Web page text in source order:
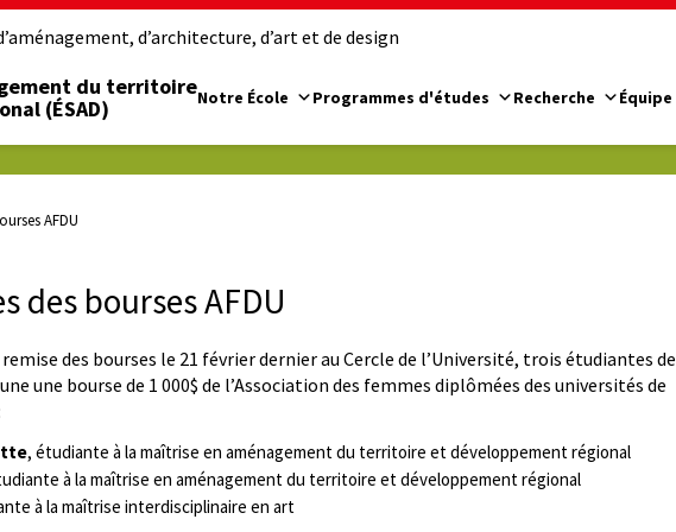
d’architecture, d’art et de design
du territoire
(ÉSAD)
Notre École Programmes d'études Recherche Équipe
AFDU
des bourses AFDU
des bourses le 21 février dernier au Cercle de l’Université, trois étudiantes de
une bourse de 1 000$ de l’Association des femmes diplômées des universités de
, étudiante à la maîtrise en aménagement du territoire et développement régional
à la maîtrise en aménagement du territoire et développement régional
à la maîtrise interdisciplinaire en art